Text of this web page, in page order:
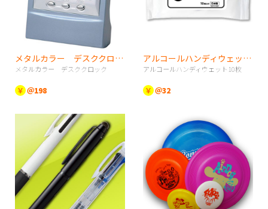
メタルカラー デスククロック
メタルカラー デスククロック
￥ ＠198
アルコールハンディウェット10枚
アルコールハンディウェット10枚
￥ ＠32